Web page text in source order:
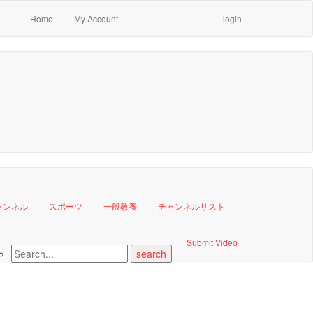
login
Home My Account
ンネル スポーツ 一般教養 チャンネルリスト
Submit Video